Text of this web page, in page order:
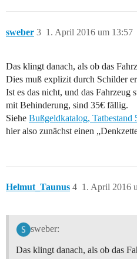
sweber 1. April 2016 um 13:57
3
Das klingt danach, als ob das
Dies muß explizit durch Schilder
Ist es das nicht, und das Fahrzeug
mit Behinderung, sind 35€ fällig.
Siehe Bußgeldkatalog, Tatbestand
hier also zunächst einen
Helmut_Taunus 1. April 2016
4
sweber:
Das klingt danach, als ob das